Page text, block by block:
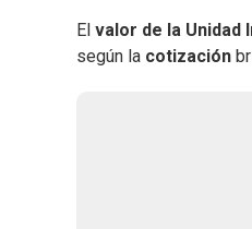
El valor de la Unidad
según la cotización